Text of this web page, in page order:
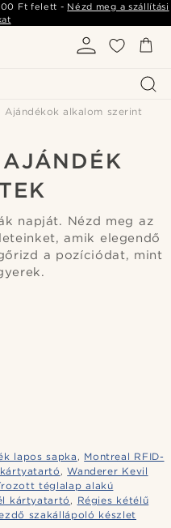
Ft felett - Nézd meg a szállítási
Ajándékok alkalom szerint
napját. Nézd meg az
amik elegendő
a pozíciódat, mint
lapos sapka , Montreal RFID-
,Wanderer Kevil
téglalap alakú
kártyatartó , Régies kétélű
szakállápoló készlet